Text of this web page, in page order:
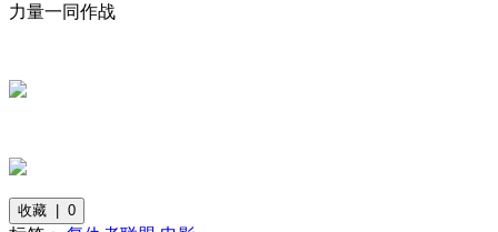
力量一同作战
收藏 | 0